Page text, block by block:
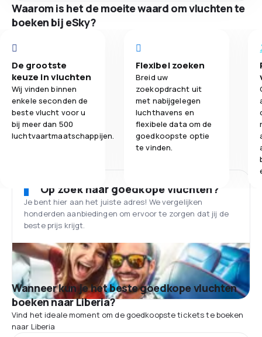
Waarom is het de moeite waard om vluchten te
boeken bij eSky?
De grootste
keuze in vluchten
Wij vinden binnen
enkele seconden de
beste vlucht voor u
bij meer dan 500
luchtvaartmaatschappijen.
Flexibel zoeken
Breid uw
zoekopdracht uit
met nabijgelegen
luchthavens en
flexibele data om de
goedkoopste optie
te vinden.
Op zoek naar goedkope vluchten?
Je bent hier aan het juiste adres! We vergelijken
honderden aanbiedingen om ervoor te zorgen dat jij de
beste prijs krijgt.
Wanneer kun je het beste goedkope vluchten
boeken naar Liberia?
Vind het ideale moment om de goedkoopste tickets te boeken
naar Liberia